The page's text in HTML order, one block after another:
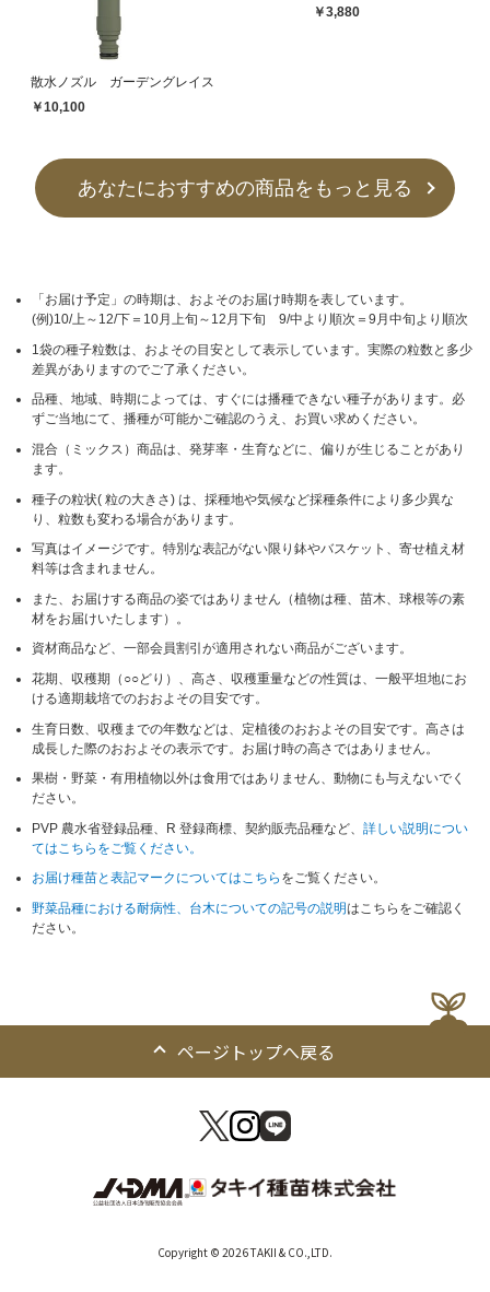
散水ノズル ガーデングレイス
￥10,100
￥3,880
あなたにおすすめの商品をもっと見る
「お届け予定」の時期は、およそのお届け時期を表しています。
(例)10/上～12/下＝10月上旬～12月下旬 9/中より順次＝9月中旬より順次
1袋の種子粒数は、およその目安として表示しています。実際の粒数と多少
差異がありますのでご了承ください。
品種、地域、時期によっては、すぐには播種できない種子があります。必
ずご当地にて、播種が可能かご確認のうえ、お買い求めください。
混合（ミックス）商品は、発芽率・生育などに、偏りが生じることがあり
ます。
種子の粒状( 粒の大きさ) は、採種地や気候など採種条件により多少異な
り、粒数も変わる場合があります。
写真はイメージです。特別な表記がない限り鉢やバスケット、寄せ植え材
料等は含まれません。
また、お届けする商品の姿ではありません（植物は種、苗木、球根等の素
材をお届けいたします）。
資材商品など、一部会員割引が適用されない商品がございます。
花期、収穫期（○○どり）、高さ、収穫重量などの性質は、一般平坦地にお
ける適期栽培でのおおよその目安です。
生育日数、収穫までの年数などは、定植後のおおよその目安です。高さは
成長した際のおおよその表示です。お届け時の高さではありません。
果樹・野菜・有用植物以外は食用ではありません、動物にも与えないでく
ださい。
PVP 農水省登録品種、R 登録商標、契約販売品種など、詳しい説明につい
てはこちらをご覧ください。
お届け種苗と表記マークについてはこちら をご覧ください。
野菜品種における耐病性、台木についての記号の説明はこちらをご確認く
ださい。
ページトップへ戻る
Copyright © 2026 TAKII & CO.,LTD.